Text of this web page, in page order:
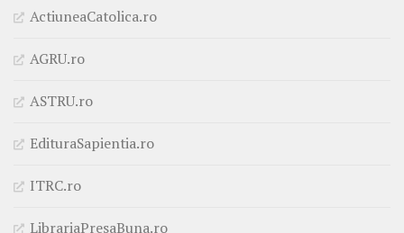
ActiuneaCatolica.ro
AGRU.ro
ASTRU.ro
EdituraSapientia.ro
ITRC.ro
LibrariaPresaBuna.ro